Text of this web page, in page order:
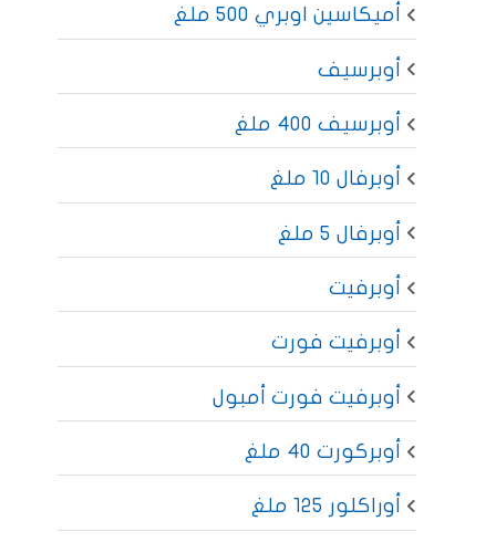
أميكاسين اوبري 500 ملغ
أوبرسيف
أوبرسيف 400 ملغ
أوبرفال 10 ملغ
أوبرفال 5 ملغ
أوبرفيت
أوبرفيت فورت
أوبرفيت فورت أمبول
أوبركورت 40 ملغ
أوراكلور 125 ملغ